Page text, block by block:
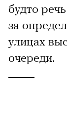
будто
за
улицах
очереди.